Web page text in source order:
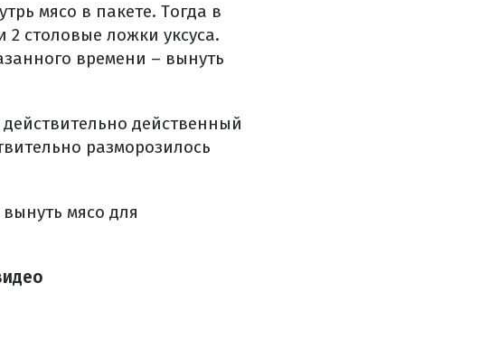
мясо в пакете. Тогда в
столовые ложки уксуса.
времени – вынуть
действенный
разморозилось
мясо для